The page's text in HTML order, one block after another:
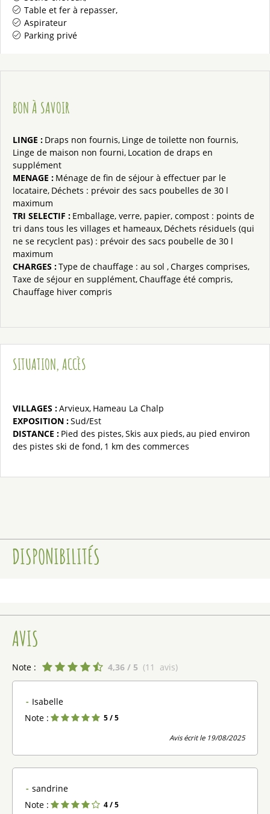
Table et fer à repasser
Aspirateur
Parking privé
BON À SAVOIR
LINGE : Draps non fournis Linge de toilette non fournis
Linge de maison non fourni Location de draps en
supplément
MENAGE : Ménage de fin de séjour à effectuer par le
locataire Déchets : prévoir des sacs poubelles de 30 l
maximum
TRI SELECTIF : Emballage, verre, papier, compost : points de
tri dans tous les villages et hameaux Déchets résiduels (qui
ne se recyclent pas) : prévoir des sacs poubelle de 30 l
maximum
CHARGES :Type de chauffage : au sol Charges comprises
Taxe de séjour en supplément Chauffage été compris
Chauffage hiver compris
SITUATION, ACCÈS
VILLAGES :Arvieux Hameau La Chalp
EXPOSITION :Sud/Est
DISTANCE : Pied des pistes Skis aux pieds au pied environ
des pistes ski de fond 1 km des commerces
DISPONIBILITÉS
AVIS
Note : 4,36 / 5 (11 avis)
Isabelle
Note :
5 / 5
Avis écrit le 19/08/2025
sandrine
Note :
4 / 5